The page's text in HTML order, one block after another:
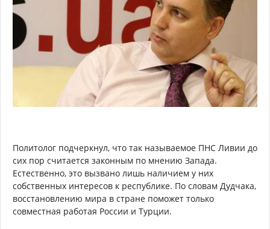
Политолог подчеркнул, что так называемое ПНС Ливии до
сих пор считается законным по мнению Запада.
Естественно, это вызвано лишь наличием у них
собственных интересов к республике. По словам Дудчака,
восстановлению мира в стране поможет только
совместная работая России и Турции.